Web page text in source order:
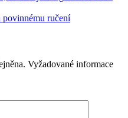
ručení
Vyžadované informace